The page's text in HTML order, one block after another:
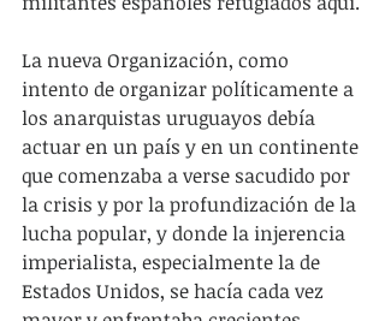
La nueva Organización, como
intento de organizar políticamente a
los anarquistas uruguayos debía
actuar en un país y en un continente
que comenzaba a verse sacudido por
la crisis y por la profundización de la
lucha popular, y donde la injerencia
imperialista, especialmente la de
Estados Unidos, se hacía cada vez